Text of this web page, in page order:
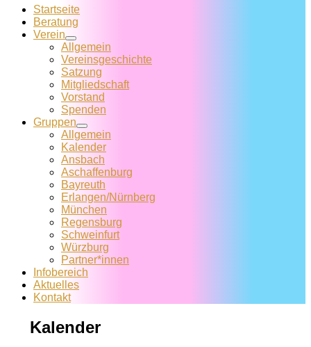
Startseite
Beratung
Verein
Allgemein
Vereins­geschichte
Satzung
Mitglied­schaft
Vorstand
Spenden
Gruppen
Allgemein
Kalender
Ansbach
Aschaffenburg
Bayreuth
Erlangen/Nürnberg
München
Regensburg
Schweinfurt
Würzburg
Partner*innen
Infobereich
Aktuelles
Kontakt
Kalender